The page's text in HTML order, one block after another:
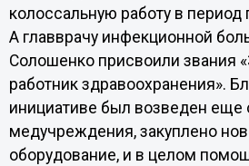
колоссальную работу в период
А главврачу инфекционной
Солошенко присвоили звания
работник здравоохранения».
инициативе был возведен еще
медучреждения, закуплено
оборудование, и в целом